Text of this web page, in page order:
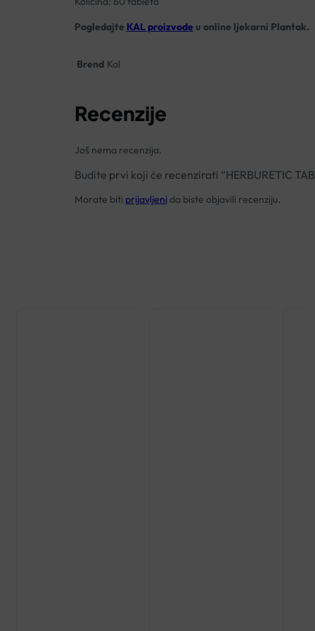
Pogledajte KAL proizvodeu online ljekarni Plantak.
Brend Kal
Recenzije
Još nema recenzija.
Budite prvi koji će recenzirati “HERBURETIC
Morate biti prijavljeni da biste objavili recenziju.